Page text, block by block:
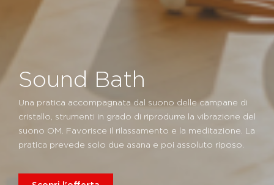
Sound Bath
Una pratica accompagnata dal suono delle campane di
cristallo, strumenti in grado di riprodurre la vibrazione del
suono OM. Favorisce il rilassamento e la meditazione. La
pratica prevede solo due asana e poi assoluto riposo.